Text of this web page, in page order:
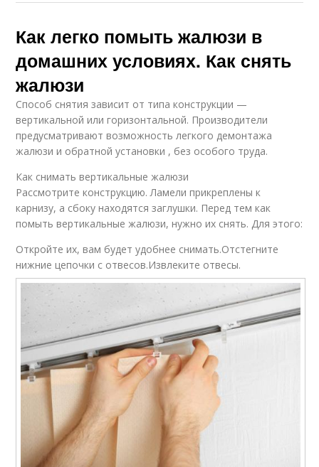
Как легко помыть жалюзи в
домашних условиях. Как снять
жалюзи
Способ снятия зависит от типа конструкции —
вертикальной или горизонтальной. Производители
предусматривают возможность легкого демонтажа
жалюзи и обратной установки , без особого труда.
Как снимать вертикальные жалюзи
Рассмотрите конструкцию. Ламели прикреплены к
карнизу, а сбоку находятся заглушки. Перед тем как
помыть вертикальные жалюзи, нужно их снять. Для этого:
Откройте их, вам будет удобнее снимать.Отстегните
нижние цепочки с отвесов.Извлеките отвесы.